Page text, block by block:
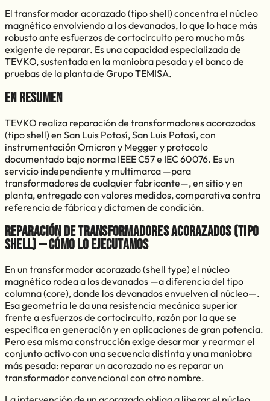
El transformador acorazado (tipo shell) concentra el núcleo
magnético envolviendo a los devanados, lo que lo hace más
robusto ante esfuerzos de cortocircuito pero mucho más
exigente de reparar. Es una capacidad especializada de
TEVKO, sustentada en la maniobra pesada y el banco de
pruebas de la planta de Grupo TEMISA.
En resumen
TEVKO realiza reparación de transformadores acorazados
(tipo shell) en San Luis Potosí,San Luis Potosí, con
instrumentación Omicron y Megger y protocolo
documentado bajo norma IEEE C57 e IEC 60076. Es un
servicio independiente y multimarca —para
transformadores de cualquier fabricante—, en sitio y en
planta, entregado con valores medidos, comparativa contra
referencia de fábrica y dictamen de condición.
Reparación de transformadores acorazados (tipo
shell)— cómo lo ejecutamos
En un transformador acorazado (shell type) el núcleo
magnético rodea a los devanados —a diferencia del tipo
columna (core), donde los devanados envuelven al núcleo—.
Esa geometría le da una resistencia mecánica superior
frente a esfuerzos de cortocircuito, razón por la que se
especifica en generación y en aplicaciones de gran potencia.
Pero esa misma construcción exige desarmar y rearmar el
conjunto activo con una secuencia distinta y una maniobra
más pesada: reparar un acorazado no es reparar un
transformador convencional con otro nombre.